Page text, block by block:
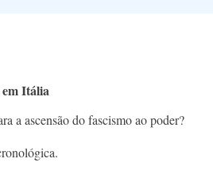
em Itália
a ascensão do fascismo ao poder?